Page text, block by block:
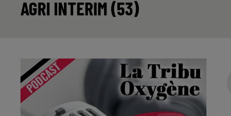
AGRI INTERIM (53)